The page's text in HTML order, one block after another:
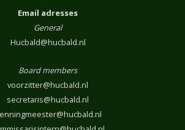
Email adresses
General
Hucbald@hucbald.nl
Board members
voorzitter@hucbald.nl
secretaris@hucbald.nl